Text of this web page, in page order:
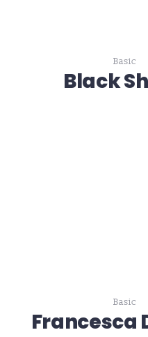
Basic
Black
Basic
Francesca